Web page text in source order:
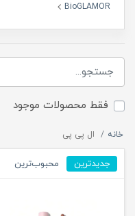
BioGLAMOR
فقط محصولات موجود
خانه ال پی پی
جدیدترین محبوب‌ترین